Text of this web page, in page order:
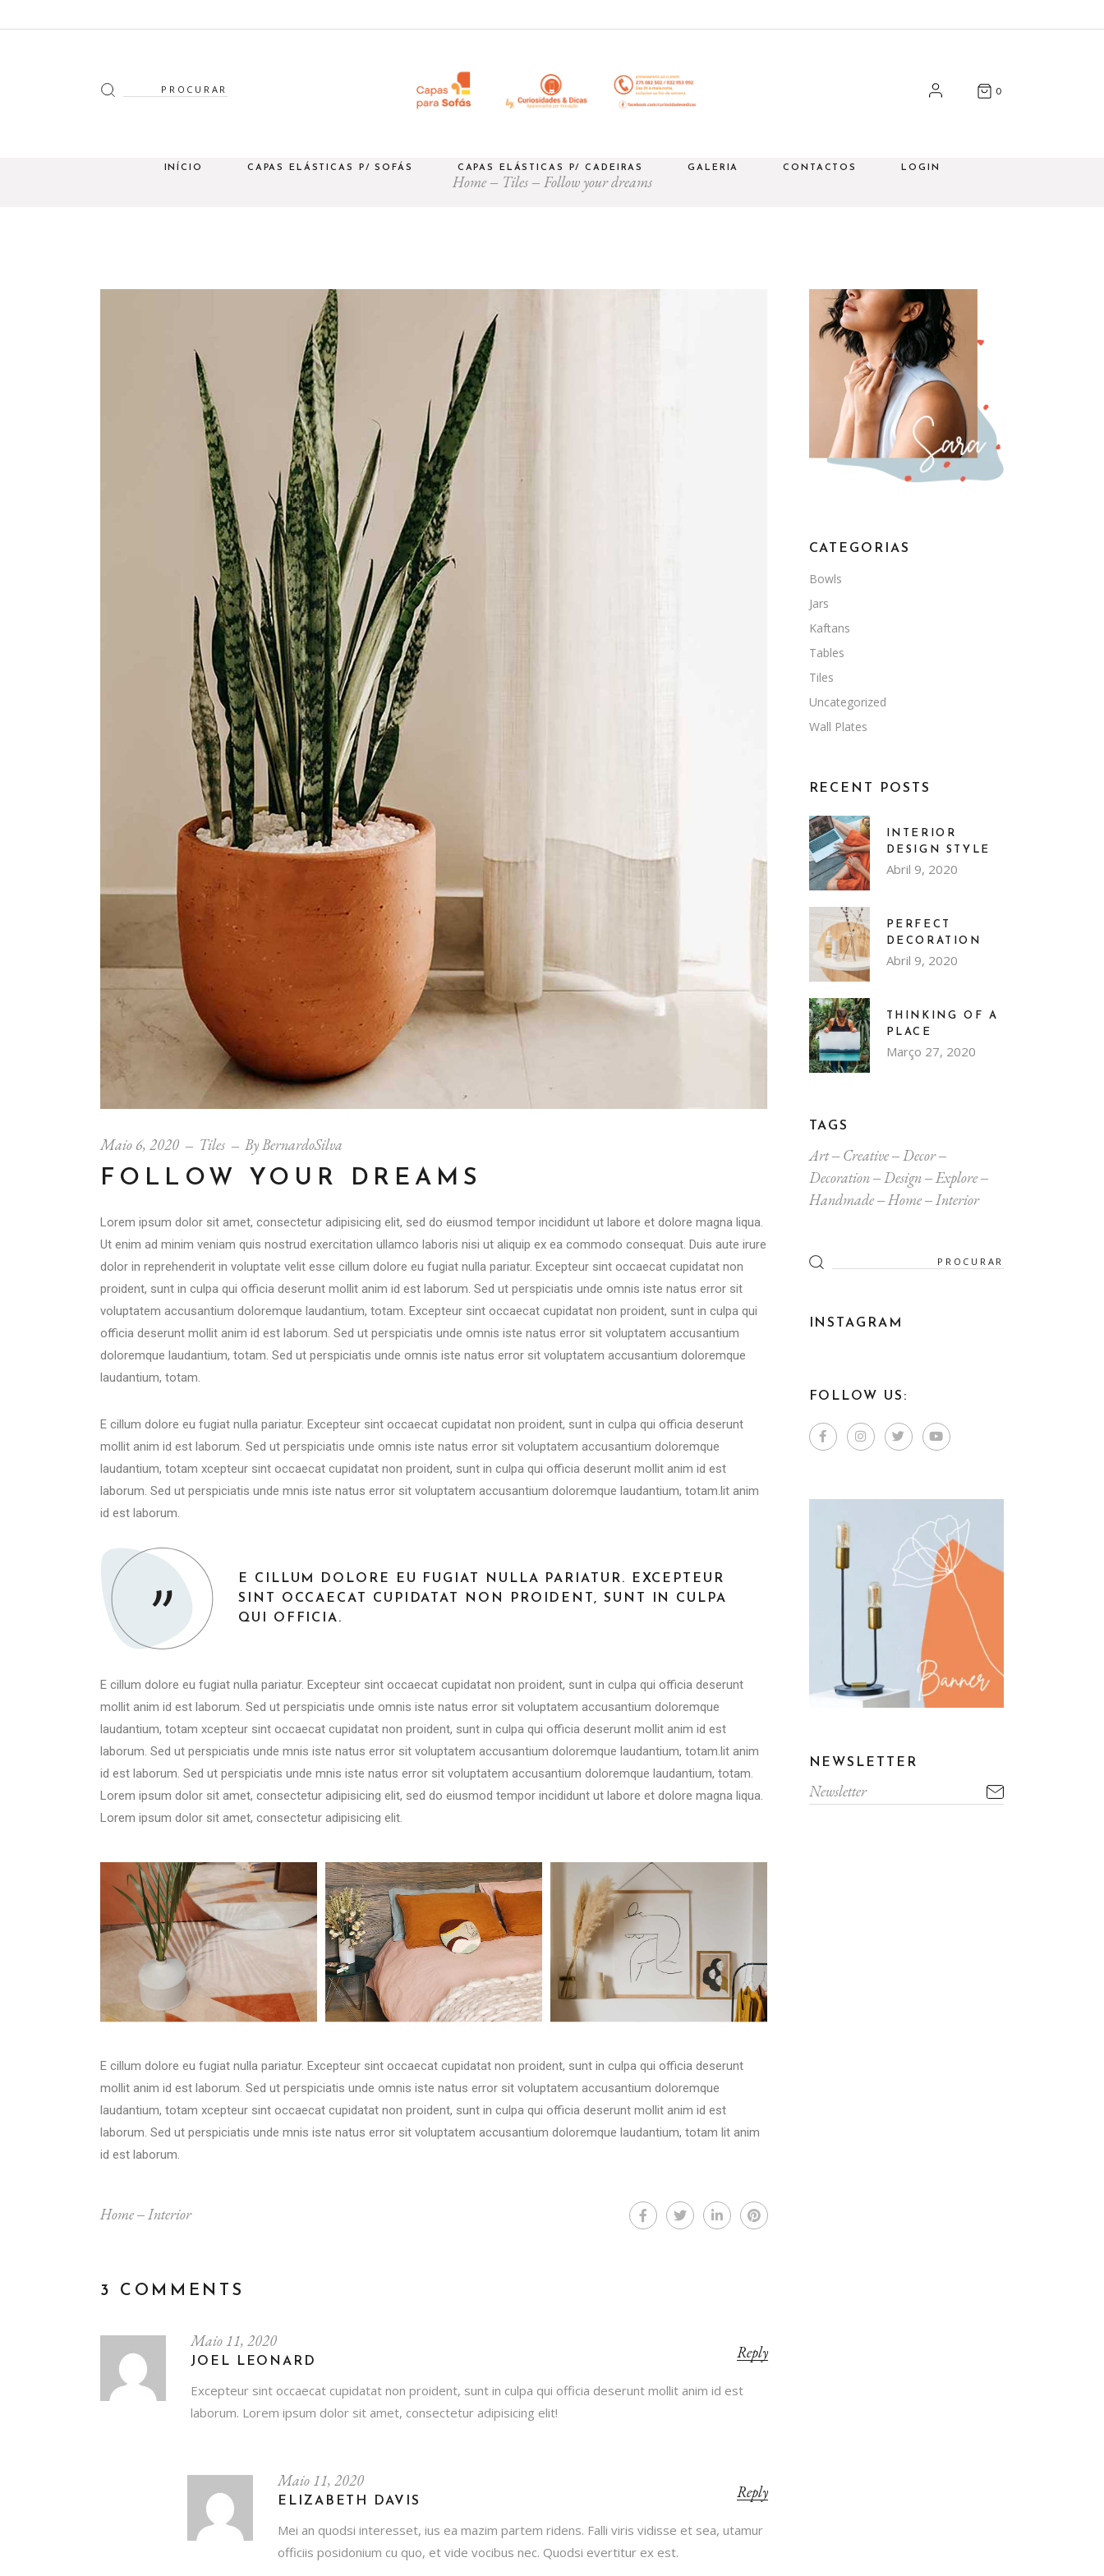
0
INÍCIO CAPAS ELÁSTICAS P/ SOFÁS CAPAS ELÁSTICAS P/ CADEIRAS GALERIA CONTACTOS LOGIN
Minha Conta
Checkout
Home Tiles Follow your dreams
Maio 6, 2020 Tiles ByBernardoSilva
FOLLOW YOUR DREAMS
Lorem ipsum dolor sit amet, consectetur adipisicing elit, sed do eiusmod tempor incididunt ut labore et dolore magna liqua.
Ut enim ad minim veniam quis nostrud exercitation ullamco laboris nisi ut aliquip ex ea commodo consequat. Duis aute irure
dolor in reprehenderit in voluptate velit esse cillum dolore eu fugiat nulla pariatur. Excepteur sint occaecat cupidatat non
proident, sunt in culpa qui officia deserunt mollit anim id est laborum. Sed ut perspiciatis unde omnis iste natus error sit
voluptatem accusantium doloremque laudantium, totam. Excepteur sint occaecat cupidatat non proident, sunt in culpa qui
officia deserunt mollit anim id est laborum. Sed ut perspiciatis unde omnis iste natus error sit voluptatem accusantium
doloremque laudantium, totam. Sed ut perspiciatis unde omnis iste natus error sit voluptatem accusantium doloremque
laudantium, totam.
E cillum dolore eu fugiat nulla pariatur. Excepteur sint occaecat cupidatat non proident, sunt in culpa qui officia deserunt
mollit anim id est laborum. Sed ut perspiciatis unde omnis iste natus error sit voluptatem accusantium doloremque
laudantium, totam xcepteur sint occaecat cupidatat non proident, sunt in culpa qui officia deserunt mollit anim id est
laborum. Sed ut perspiciatis unde mnis iste natus error sit voluptatem accusantium doloremque laudantium, totam.lit anim
id est laborum.
E CILLUM DOLORE EU FUGIAT NULLA PARIATUR. EXCEPTEUR
SINT OCCAECAT CUPIDATAT NON PROIDENT, SUNT IN CULPA
QUI OFFICIA.
E cillum dolore eu fugiat nulla pariatur. Excepteur sint occaecat cupidatat non proident, sunt in culpa qui officia deserunt
mollit anim id est laborum. Sed ut perspiciatis unde omnis iste natus error sit voluptatem accusantium doloremque
laudantium, totam xcepteur sint occaecat cupidatat non proident, sunt in culpa qui officia deserunt mollit anim id est
laborum. Sed ut perspiciatis unde mnis iste natus error sit voluptatem accusantium doloremque laudantium, totam.lit anim
id est laborum. Sed ut perspiciatis unde mnis iste natus error sit voluptatem accusantium doloremque laudantium, totam.
Lorem ipsum dolor sit amet, consectetur adipisicing elit, sed do eiusmod tempor incididunt ut labore et dolore magna liqua.
Lorem ipsum dolor sit amet, consectetur adipisicing elit.
E cillum dolore eu fugiat nulla pariatur. Excepteur sint occaecat cupidatat non proident, sunt in culpa qui officia deserunt
mollit anim id est laborum. Sed ut perspiciatis unde omnis iste natus error sit voluptatem accusantium doloremque
laudantium, totam xcepteur sint occaecat cupidatat non proident, sunt in culpa qui officia deserunt mollit anim id est
laborum. Sed ut perspiciatis unde mnis iste natus error sit voluptatem accusantium doloremque laudantium, totam lit anim
id est laborum.
Home‒Interior
3 COMMENTS
Reply
Maio 11, 2020
JOEL LEONARD
Excepteur sint occaecat cupidatat non proident, sunt in culpa qui officia deserunt mollit anim id est
laborum. Lorem ipsum dolor sit amet, consectetur adipisicing elit!
Reply
Maio 11, 2020
ELIZABETH DAVIS
Mei an quodsi interesset, ius ea mazim partem ridens. Falli viris vidisse et sea, utamur
officiis posidonium cu quo, et vide vocibus nec. Quodsi evertitur ex est.
CATEGORIAS
Bowls
Jars
Kaftans
Tables
Tiles
Uncategorized
Wall Plates
RECENT POSTS
INTERIOR
DESIGN STYLE
Abril 9, 2020
PERFECT
DECORATION
Abril 9, 2020
THINKING OF A
PLACE
Março 27, 2020
TAGS
Art Creative
Decor
Decoration
Design
Explore
Handmade
Home Interior
INSTAGRAM
FOLLOW US:
NEWSLETTER